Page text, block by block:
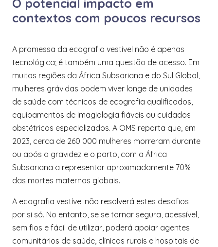
O potencial impacto em
contextos com poucos recursos
A promessa da ecografia vestível não é apenas
tecnológica; é também uma questão de acesso. Em
muitas regiões da África Subsariana e do Sul Global,
mulheres grávidas podem viver longe de unidades
de saúde com técnicos de ecografia qualificados,
equipamentos de imagiologia fiáveis ou cuidados
obstétricos especializados. A OMS reporta que, em
2023, cerca de 260 000 mulheres morreram durante
ou após a gravidez e o parto, com a África
Subsariana a representar aproximadamente 70%
das mortes maternas globais.
A ecografia vestível não resolverá estes desafios
por si só. No entanto, se se tornar segura, acessível,
sem fios e fácil de utilizar, poderá apoiar agentes
comunitários de saúde, clínicas rurais e hospitais de